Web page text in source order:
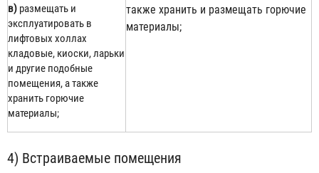
в) размещать и
эксплуатировать в
лифтовых холлах
кладовые, киоски, ларьки
и другие подобные
помещения, а также
хранить горючие
материалы;
также хранить и размещать горючие
материалы;
4) Встраиваемые помещения